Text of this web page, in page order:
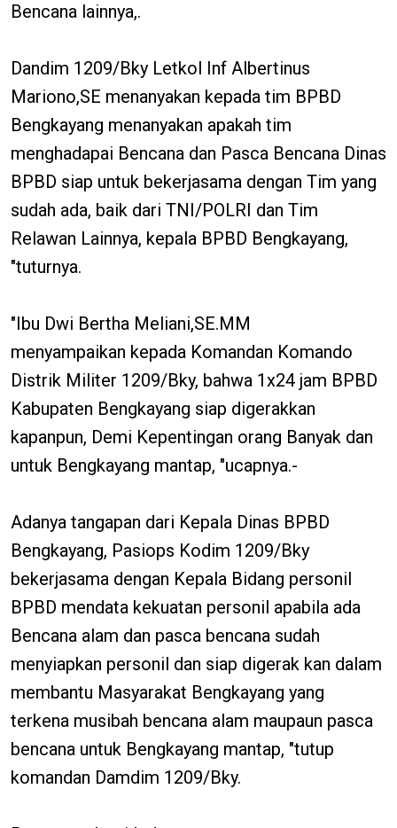
Bencana lainnya,.
Dandim 1209/Bky Letkol Inf Albertinus
Mariono,SE menanyakan kepada tim BPBD
Bengkayang menanyakan apakah tim
menghadapai Bencana dan Pasca Bencana Dinas
BPBD siap untuk bekerjasama dengan Tim yang
sudah ada, baik dari TNI/POLRI dan Tim
Relawan Lainnya, kepala BPBD Bengkayang,
"tuturnya.
"Ibu Dwi Bertha Meliani,SE.MM
menyampaikan kepada Komandan Komando
Distrik Militer 1209/Bky, bahwa 1x24 jam BPBD
Kabupaten Bengkayang siap digerakkan
kapanpun, Demi Kepentingan orang Banyak dan
untuk Bengkayang mantap, "ucapnya.-
Adanya tangapan dari Kepala Dinas BPBD
Bengkayang, Pasiops Kodim 1209/Bky
bekerjasama dengan Kepala Bidang personil
BPBD mendata kekuatan personil apabila ada
Bencana alam dan pasca bencana sudah
menyiapkan personil dan siap digerak kan dalam
membantu Masyarakat Bengkayang yang
terkena musibah bencana alam maupaun pasca
bencana untuk Bengkayang mantap, "tutup
komandan Damdim 1209/Bky.